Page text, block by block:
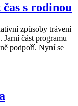
s rodinou
způsoby trávení
část programu
podpoří. Nyní se